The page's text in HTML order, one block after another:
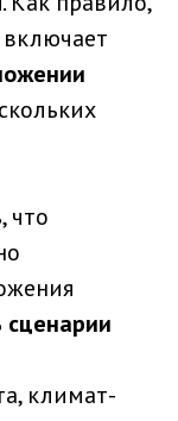
что
сценарии
климат-